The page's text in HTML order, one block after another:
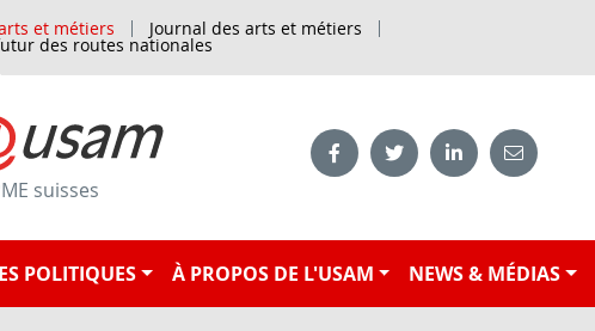
et métiers Journal des arts et métiers
des routes nationales
suisses
POLITIQUES À PROPOS DE L'USAM NEWS & MÉDIAS